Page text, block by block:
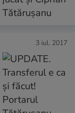
3 iul. 2017